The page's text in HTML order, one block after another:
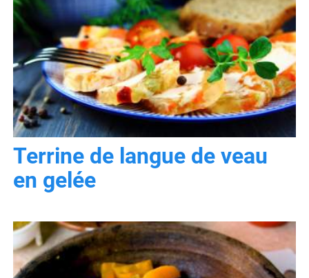
Terrine de langue de veau
en gelée